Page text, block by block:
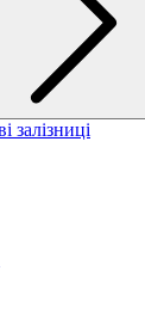
залізниці